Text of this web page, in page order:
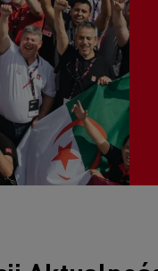
komunalny
dostawcze
droga?
ciężarówek?
przejściu na
pojazdów